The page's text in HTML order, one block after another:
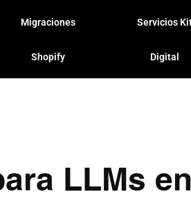
Migraciones
Shopify
Servicios
Digital
LLMs